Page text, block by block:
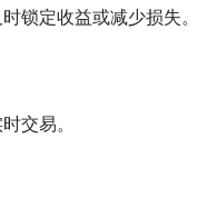
锁定收益或减少损失。
交易。